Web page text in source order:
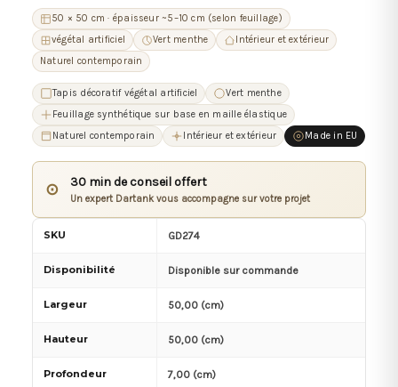
50 × 50 cm · épaisseur ~5–10 cm (selon feuillage)
végétal artificiel
Vert menthe
Intérieur et extérieur
Naturel contemporain
Tapis décoratif végétal artificiel
Vert menthe
Feuillage synthétique sur base en maille élastique
Naturel contemporain
Intérieur et extérieur Made in EU
⊙ 30 min de conseil offert
Un expert Dartank vous accompagne sur votre projet
SKU GD274
Disponibilité Disponible sur commande
Largeur 50,00 (cm)
Hauteur 50,00 (cm)
Profondeur 7,00 (cm)